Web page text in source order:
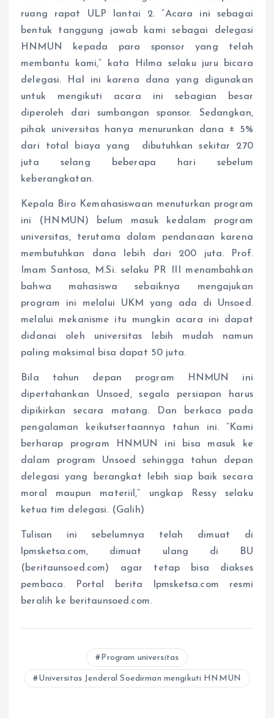
ruang rapat ULP lantai 2. “Acara ini sebagai
bentuk tanggung jawab kami sebagai delegasi
HNMUN kepada para sponsor yang telah
membantu kami,” kata Hilma selaku juru bicara
delegasi. Hal ini karena dana yang digunakan
untuk mengikuti acara ini sebagian besar
diperoleh dari sumbangan sponsor. Sedangkan,
pihak universitas hanya menurunkan dana ± 5%
dari total biaya yang dibutuhkan sekitar 270
juta selang beberapa hari sebelum
keberangkatan.
Kepala Biro Kemahasiswaan menuturkan program
ini (HNMUN) belum masuk kedalam program
universitas, terutama dalam pendanaan karena
membutuhkan dana lebih dari 200 juta. Prof.
Imam Santosa, M.Si. selaku PR III menambahkan
bahwa mahasiswa sebaiknya mengajukan
program ini melalui UKM yang ada di Unsoed.
melalui mekanisme itu mungkin acara ini dapat
didanai oleh universitas lebih mudah namun
paling maksimal bisa dapat 50 juta.
Bila tahun depan program HNMUN ini
dipertahankan Unsoed, segala persiapan harus
dipikirkan secara matang. Dan berkaca pada
pengalaman keikutsertaannya tahun ini. “Kami
berharap program HNMUN ini bisa masuk ke
dalam program Unsoed sehingga tahun depan
delegasi yang berangkat lebih siap baik secara
moral maupun materiil,” ungkap Ressy selaku
ketua tim delegasi. (Galih)
Tulisan ini sebelumnya telah dimuat di
lpmsketsa.com, dimuat ulang di BU
(beritaunsoed.com) agar tetap bisa diakses
pembaca. Portal berita lpmsketsa.com resmi
beralih ke beritaunsoed.com.
Program universitas
Universitas Jenderal Soedirman mengikuti HNMUN